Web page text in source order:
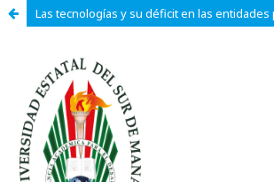
Las tecnologías y su déficit en las entidades